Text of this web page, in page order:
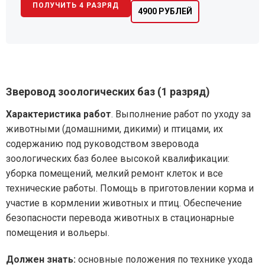
4900 РУБЛЕЙ
ПОЛУЧИТЬ 4 РАЗРЯД
Зверовод зоологических баз (1 разряд)
Характеристика работ. Выполнение работ по уходу за
животными (домашними, дикими) и птицами, их
содержанию под руководством зверовода
зоологических баз более высокой квалификации:
уборка помещений, мелкий ремонт клеток и все
технические работы. Помощь в приготовлении корма и
участие в кормлении животных и птиц. Обеспечение
безопасности перевода животных в стационарные
помещения и вольеры.
Должен знать: основные положения по технике ухода